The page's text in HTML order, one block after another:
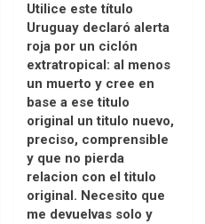
Utilice este título
Uruguay declaró alerta
roja por un ciclón
extratropical: al menos
un muerto y cree en
base a ese titulo
original un titulo nuevo,
preciso, comprensible
y que no pierda
relacion con el titulo
original. Necesito que
me devuelvas solo y